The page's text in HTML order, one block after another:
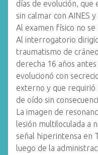
días de evolución,
sin calmar con AINES
Al examen físico no
Al interrogatorio
traumatismo de
derecha 16 años
evolucionó con
externo y que requirió
de oído sin
La imagen de
lesión multiloculada a
señal hiperintensa en
luego de la